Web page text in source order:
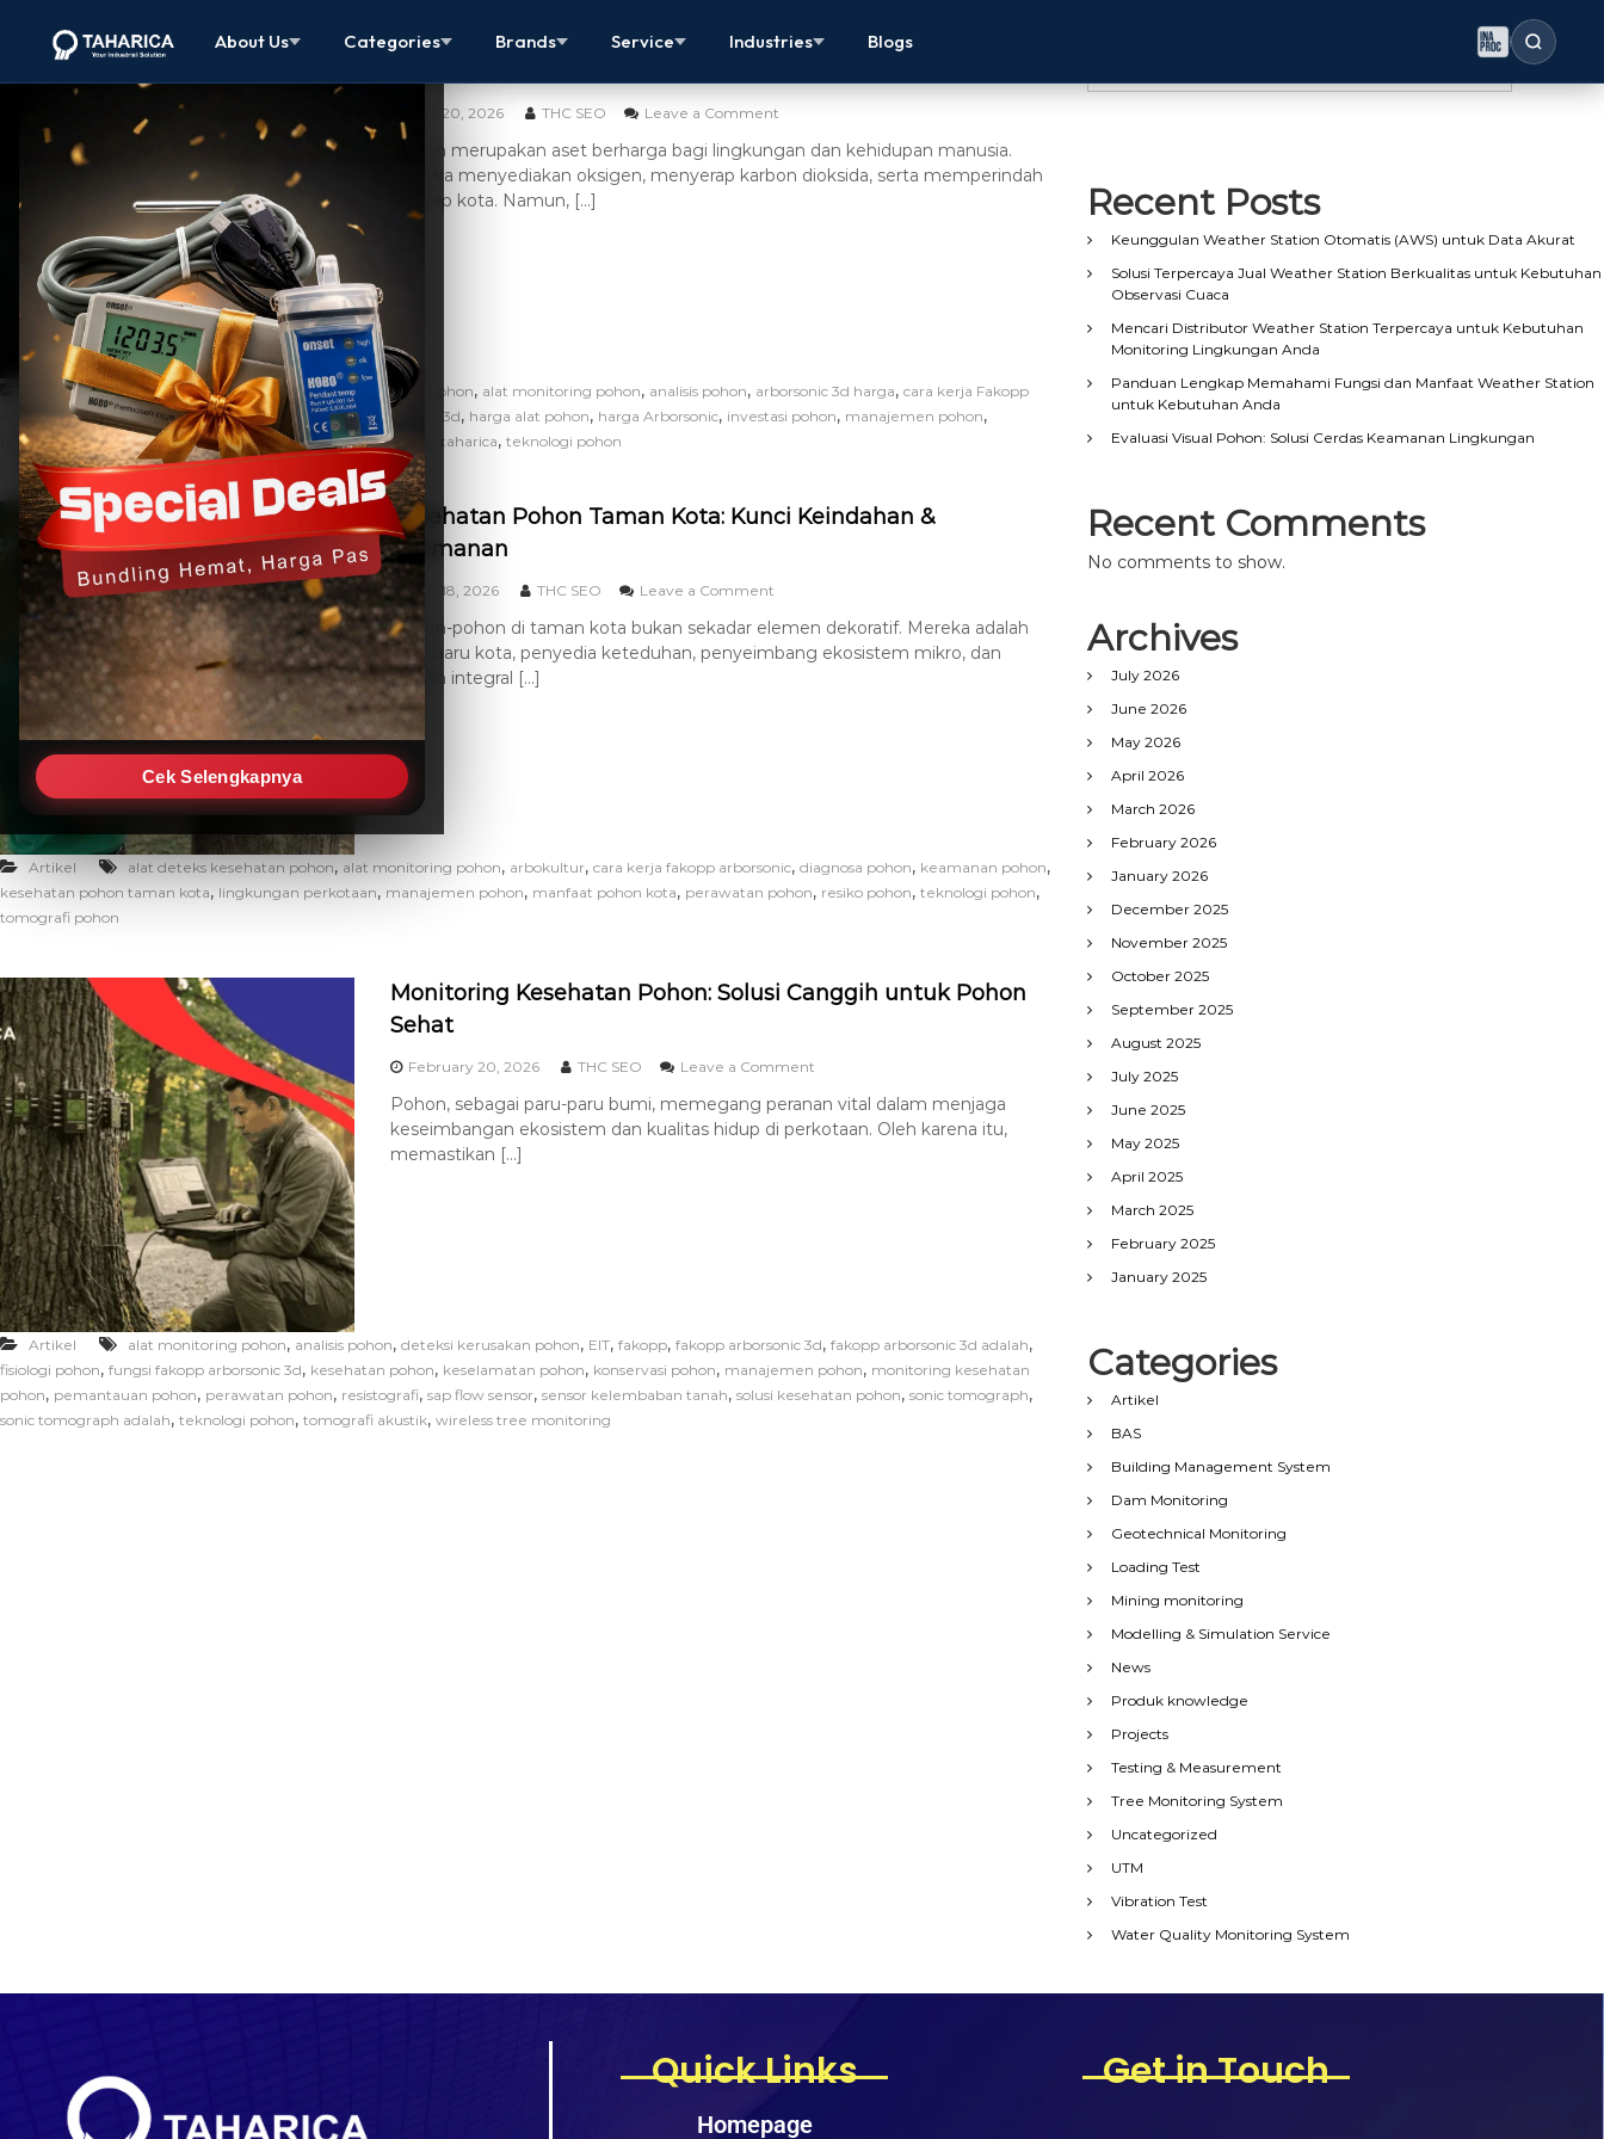
Cek Selengkapnya
About Us Categories Brands Service Industries Blogs
Arborsonic 3D Harga: Investasi Cerdas untuk Kesehatan
May 20, 2026 THC SEO Leave a Comment
Pohon merupakan aset berharga bagi lingkungan dan kehidupan manusia.
Mereka menyediakan oksigen, menyerap karbon dioksida, serta memperindah
lanskap kota. Namun, […]
Artikel alat deteks kesehatan pohon,alat deteksi pohon, alat monitoring pohon, analisis pohon, arborsonic 3d harga, cara kerja Fakopp
Arborsonic 3D Tomograph,diagnosa pohon,fakopp arborsonic 3d, harga alat pohon, harga Arborsonic, investasi pohon, manajemen pohon,
perawatan pohon,sonic tomograph,sonic tomograph pohon taharica, teknologi pohon
Kesehatan Pohon Taman Kota: Kunci Keindahan &
Keamanan
May 18, 2026 THC SEO Leave a Comment
Pohon-pohon di taman kota bukan sekadar elemen dekoratif. Mereka adalah
paru-paru kota, penyedia keteduhan, penyeimbang ekosistem mikro, dan
bagian integral […]
Artikel alat deteks kesehatan pohon, alat monitoring pohon, arbokultur, cara kerja fakopp arborsonic, diagnosa pohon, keamanan pohon,
kesehatan pohon taman kota, lingkungan perkotaan, manajemen pohon, manfaat pohon kota, perawatan pohon, resiko pohon, teknologi pohon,
tomografi pohon
Monitoring Kesehatan Pohon: Solusi Canggih untuk Pohon
Sehat
February 20, 2026 THC SEO Leave a Comment
Pohon, sebagai paru-paru bumi, memegang peranan vital dalam menjaga
keseimbangan ekosistem dan kualitas hidup di perkotaan. Oleh karena itu,
memastikan […]
Artikel alat monitoring pohon, analisis pohon, deteksi kerusakan pohon, EIT, fakopp, fakopp arborsonic 3d, fakopp arborsonic 3d adalah,
fisiologi pohon, fungsi fakopp arborsonic 3d, kesehatan pohon, keselamatan pohon, konservasi pohon, manajemen pohon, monitoring kesehatan
pohon, pemantauan pohon, perawatan pohon, resistografi, sap flow sensor, sensor kelembaban tanah, solusi kesehatan pohon, sonic tomograph,
sonic tomograph adalah, teknologi pohon, tomografi akustik, wireless tree monitoring
Search
Recent Posts
Keunggulan Weather Station Otomatis (AWS) untuk Data Akurat
Solusi Terpercaya Jual Weather Station Berkualitas untuk Kebutuhan
Observasi Cuaca
Mencari Distributor Weather Station Terpercaya untuk Kebutuhan
Monitoring Lingkungan Anda
Panduan Lengkap Memahami Fungsi dan Manfaat Weather Station
untuk Kebutuhan Anda
Evaluasi Visual Pohon: Solusi Cerdas Keamanan Lingkungan
Recent Comments
No comments to show.
Archives
July 2026
June 2026
May 2026
April 2026
March 2026
February 2026
January 2026
December 2025
November 2025
October 2025
September 2025
August 2025
July 2025
June 2025
May 2025
April 2025
March 2025
February 2025
January 2025
Categories
Artikel
BAS
Building Management System
Dam Monitoring
Geotechnical Monitoring
Loading Test
Mining monitoring
Modelling & Simulation Service
News
Produk knowledge
Projects
Testing & Measurement
Tree Monitoring System
Uncategorized
UTM
Vibration Test
Water Quality Monitoring System
Quick Links
Homepage
Get in Touch